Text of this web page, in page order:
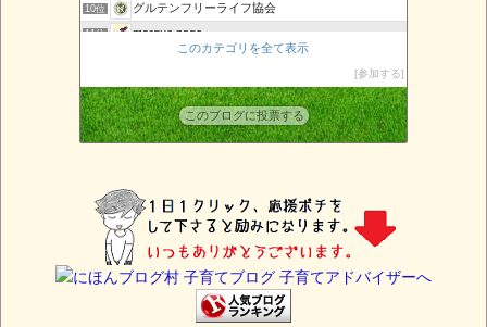
10位 グルテンフリーライフ協会
11位 marque page
URBAN SLOW LIFE〜発酵ワークショップのレシピ〜
14位 その槍を
15位 重度食物アレルギーっ子とアレルギー母さんの無添加生活
このカテゴリを全て表示
参加する
このブログに投票する